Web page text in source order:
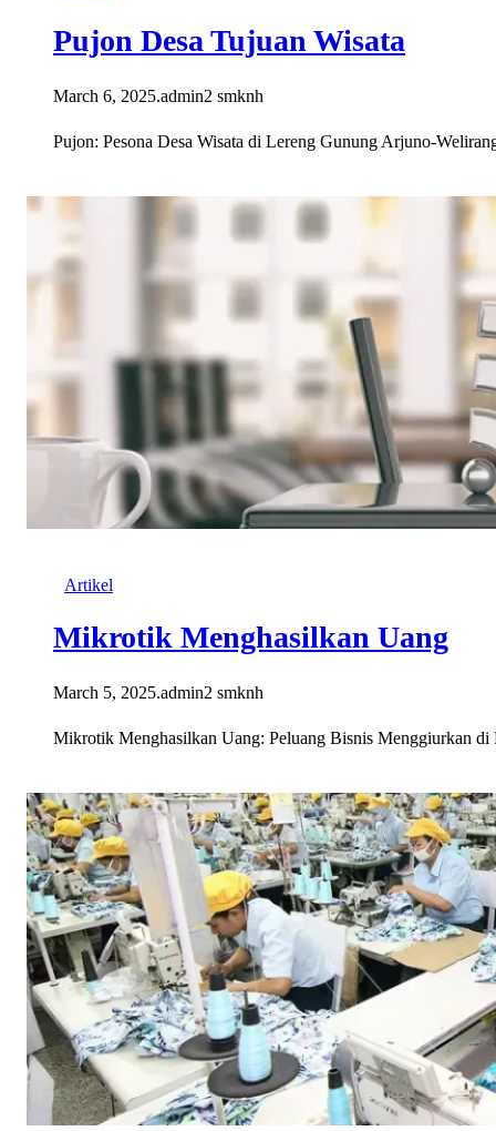
Pujon Desa Tujuan Wisata
March 6, 2025.admin2 smknh
Pujon: Pesona Desa Wisata di Lereng Gunung Arjuno-
Artikel
Mikrotik Menghasilkan Uang
March 5, 2025.admin2 smknh
Mikrotik Menghasilkan Uang: Peluang Bisnis Menggiurkan